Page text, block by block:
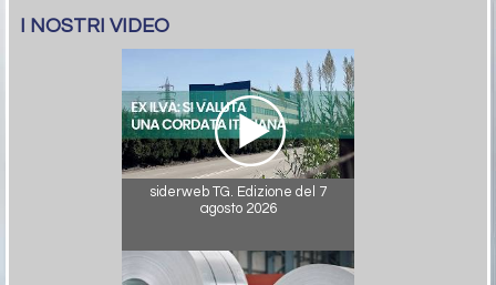
I NOSTRI VIDEO
siderweb TG. Edizione del 7
agosto 2026